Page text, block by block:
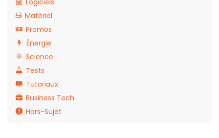
Logiciels
Matériel
Promos
Énergie
Science
Tests
Tutoriaux
Business Tech
Hors-Sujet